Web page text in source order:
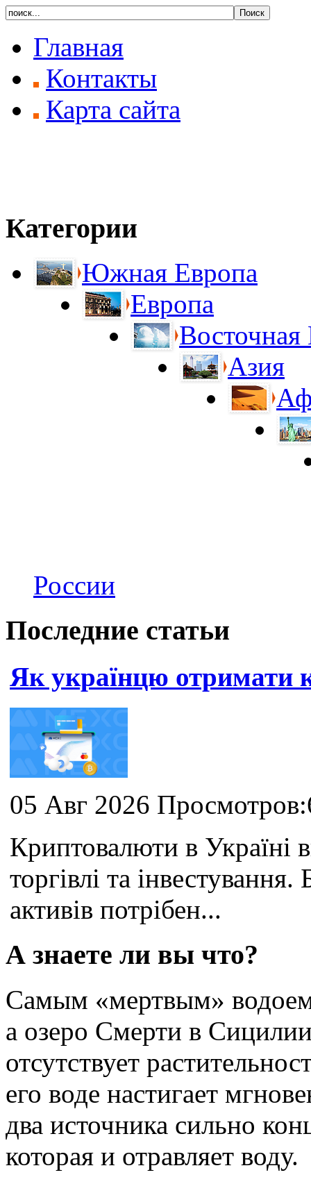
Главная
Контакты
Карта сайта
Категории
Южная Европа
Европа
Восточная
Азия
России
Последние статьи
Як українцю отримати
05 Авг 2026
Криптовалюти в Україні
торгівлі та
активів потрібен...
А знаете ли вы что?
Самым «мертвым»
а озеро Смерти в
отсутствует
его воде настигает
два источника сильно
которая и отравляет воду.